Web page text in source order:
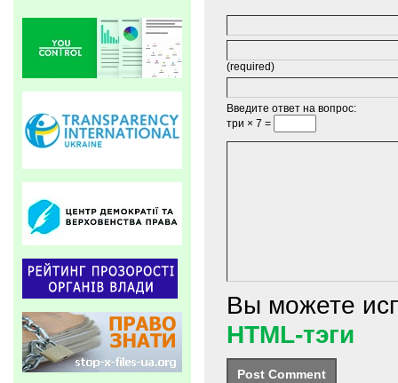
(required)
Введите ответ на вопрос:
три × 7 =
Вы можете
HTML-тэги